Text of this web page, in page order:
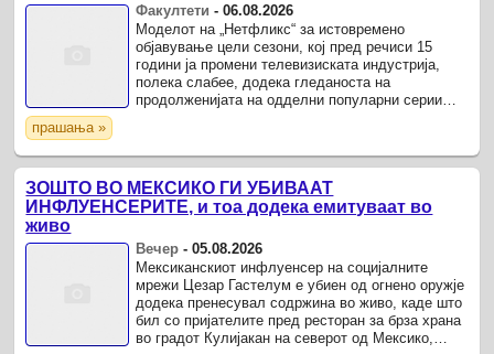
Факултети -06.08.2026
Моделот на „Нетфликс“ за истовремено
објавување цели сезони, кој пред речиси 15
години ја промени телевизиската индустрија,
полека слабее, додека гледаноста на
продолженијата на одделни популарни серии
прашања »
ЗОШТО ВО МЕКСИКО ГИ УБИВААТ
ИНФЛУЕНСЕРИТЕ, и тоа додека емитуваат во
живо
Вечер -05.08.2026
Мексиканскиот инфлуенсер на социјалните
мрежи Цезар Гастелум е убиен од огнено оружје
додека пренесувал содржина во живо, каде што
бил со пријателите пред ресторан за брза храна
во градот Кулијакан на северот од Мексико,